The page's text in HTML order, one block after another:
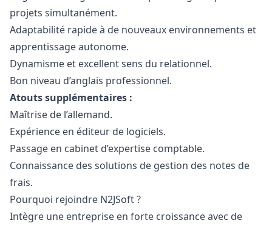
projets simultanément.
Adaptabilité rapide à de nouveaux environnements et
apprentissage autonome.
Dynamisme et excellent sens du relationnel.
Bon niveau d’anglais professionnel.
Atouts supplémentaires :
Maîtrise de l’allemand.
Expérience en éditeur de logiciels.
Passage en cabinet d’expertise comptable.
Connaissance des solutions de gestion des notes de
frais.
Pourquoi rejoindre N2JSoft ?
Intègre une entreprise en forte croissance avec de